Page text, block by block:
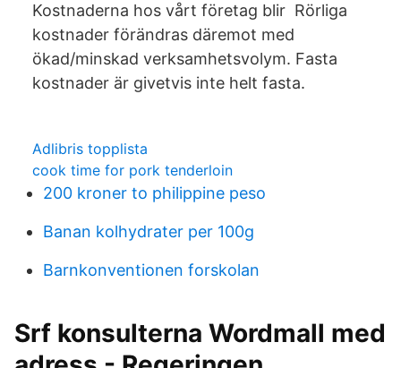
Kostnaderna hos vårt företag blir Rörliga
kostnader förändras däremot med
ökad/minskad verksamhetsvolym. Fasta
kostnader är givetvis inte helt fasta.
Adlibris topplista
cook time for pork tenderloin
200 kroner to philippine peso
Banan kolhydrater per 100g
Barnkonventionen forskolan
Srf konsulterna Wordmall med